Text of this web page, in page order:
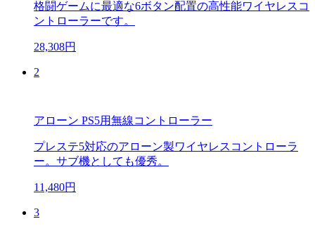
格闘ゲームに最適な6ボタン配置の高性能ワイヤレスコ
ントローラーです。
28,308円
2
アローン PS5用無線コントローラー
プレステ5対応のアローン製ワイヤレスコントローラ
ー。サブ機としても優秀。
11,480円
3